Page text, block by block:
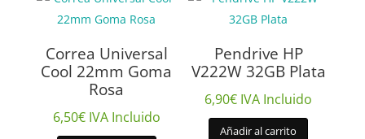
Correa Universal
Cool 22mm Goma
Rosa
6,50€ IVA Incluido
Pendrive HP
V222W 32GB Plata
6,90€ IVA Incluido
Añadir al carrito